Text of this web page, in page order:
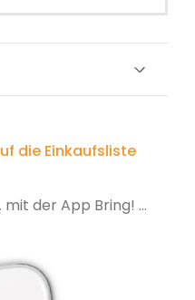
die Einkaufsliste
der App Bring! ...